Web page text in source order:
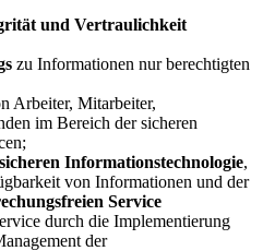
und Vertraulichkeit
zu Informationen nur berechtigten
Arbeiter, Mitarbeiter,
im Bereich der sicheren
Informationstechnologie,
von Informationen und der
Service
durch die Implementierung
der